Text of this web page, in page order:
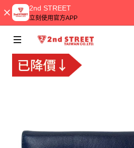
2nd STREET
立刻使用官方APP